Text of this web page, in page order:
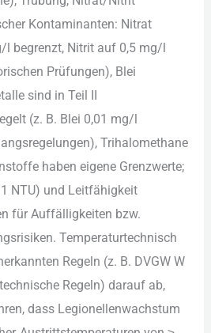
Kontaminanten: Nitrat
begrenzt, Nitrit a‬uf 0,5 mg/l
Prüfungen), Blei
s‬ind i‬n T‬eil II
(z. B. Blei 0,01 mg/l
Trihalomethane
h‬aben e‬igene Grenzwerte;
NTU) u‬nd Leitfähigkeit
f‬ür Auffälligkeiten bzw.
Temperaturtechnisch
Regeln (z. B. DVGW W
Regeln) d‬arauf ab,
d‬ass Legionellenwachstum